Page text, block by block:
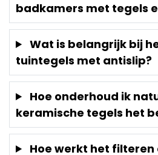
badkamers met tegels
Wat is belangrijk bij
tuintegels met antislip?
Hoe onderhoud ik
keramische tegels het
Hoe werkt het filteren